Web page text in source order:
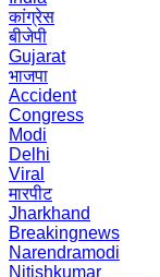
कांग्रेस
बीजेपी
Gujarat
भाजपा
Accident
Congress
Modi
Delhi
Viral
मारपीट
Jharkhand
Breakingnews
Narendramodi
Nitishkumar